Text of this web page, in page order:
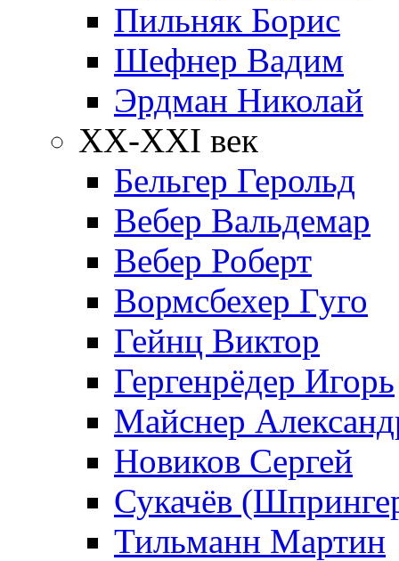
Пильняк Борис
Шефнер Вадим
Эрдман Николай
ХХ-XXI век
Бельгер Герольд
Вебер Вальдемар
Вебер Роберт
Вормсбехер Гуго
Гейнц Виктор
Гергенрёдер Игорь
Майснер
Новиков Сергей
Сукачёв
Тильманн Мартин